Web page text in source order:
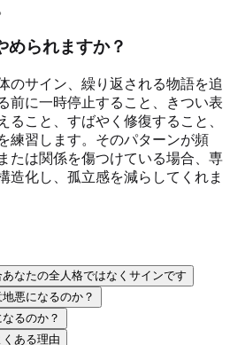
められますか？
のサイン、繰り返される物語を追
前に一時停止すること、きつい表
ること、すばやく修復すること、
練習します。そのパターンが頻
たは関係を傷つけている場合、専
造化し、孤立感を減らしてくれま
なたの全人格ではなくサインです
悪になるのか？
るのか？
ある理由